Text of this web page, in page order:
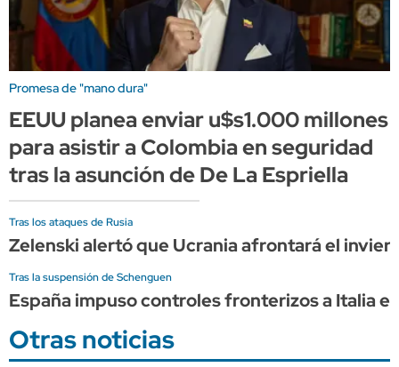
Promesa de "mano dura"
EEUU planea enviar u$s1.000 millones
para asistir a Colombia en seguridad
tras la asunción de De La Espriella
Tras los ataques de Rusia
Zelenski alertó que Ucrania afrontará el
Tras la suspensión de Schenguen
España impuso controles fronterizos a Italia
Otras noticias